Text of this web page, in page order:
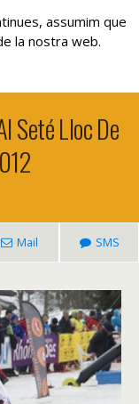
Seté Lloc De
Mail SMS
assumim que
la nostra web.